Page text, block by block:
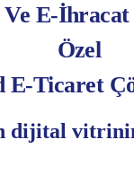
E-
Özel
E-Ticaret
dijital